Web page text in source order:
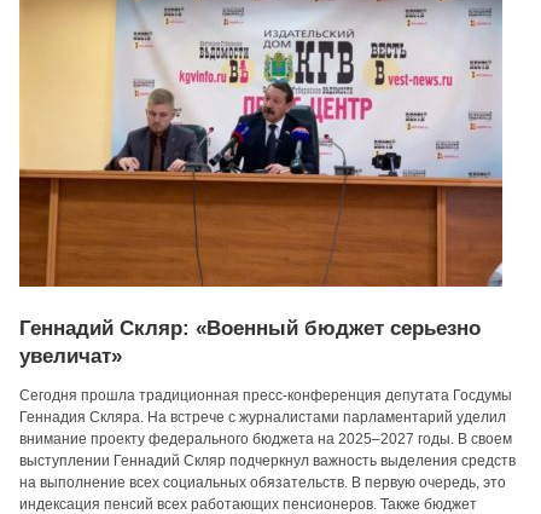
Геннадий Скляр: «Военный бюджет серьезно
увеличат»
Сегодня прошла традиционная пресс-конференция депутата Госдумы
Геннадия Скляра. На встрече с журналистами парламентарий уделил
внимание проекту федерального бюджета на 2025–2027 годы. В своем
выступлении Геннадий Скляр подчеркнул важность выделения средств
на выполнение всех социальных обязательств. В первую очередь, это
индексация пенсий всех работающих пенсионеров. Также бюджет